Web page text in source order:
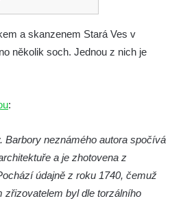
ZOO Hluboká
Hluboká
Hluboká
v ZOO Hluboká
ZOO Hluboká
v ZOO Hluboká
a skanzenem Stará Ves v
několik soch. Jednou z nich je
:
Barbory neznámého autora spočívá
a je zhotovena z
údajně z roku 1740, čemuž
zřizovatelem byl dle torzálního